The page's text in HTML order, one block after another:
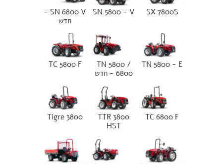
SX 7800S
SN 5800 - V
SN 6800 V -
חדש
TN 5800 - E
TN 5800 /
6800 - חדש
TC 5800 F
TC 6800 F
TTR 3800
HST
Tigre 3800